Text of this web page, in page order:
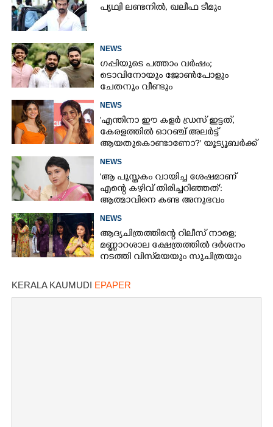
പൃഥ്വി ലണ്ടനിൽ, ഖലീഫ ടീമും
NEWS
ഗപ്പിയുടെ പത്താം വർഷം;​
ടൊവിനോയും ജോൺപോളും
ചേതനും വീണ്ടും
NEWS
'എന്തിനാ ഈ കളർ ഡ്രസ് ഇട്ടത്,
കേരളത്തിൽ ഓറഞ്ച് അല‌ർട്ട്
ആയതുകൊണ്ടാണോ?' യൂട്യൂബർക്ക്
NEWS
'ആ പുസ്തകം വായിച്ച ശേഷമാണ്
എന്റെ കഴിവ് തിരിച്ചറിഞ്ഞത്':
ആത്മാവിനെ കണ്ട അനുഭവം
NEWS
ആദ്യചിത്രത്തിന്റെ റിലീസ് നാളെ;
മണ്ണാറശാല ക്ഷേത്രത്തിൽ ദർശനം
നടത്തി വിസ്‌മയയും സുചിത്രയും
KERALA KAUMUDI EPAPER